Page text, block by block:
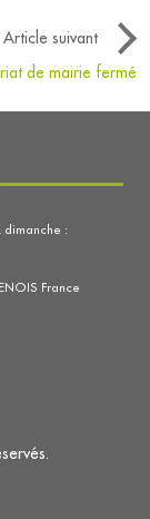
Article suivant
de mairie fermé
France
dimanche :